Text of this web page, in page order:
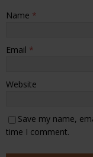
Name *
Email *
Website
Save my name,
time I comment.